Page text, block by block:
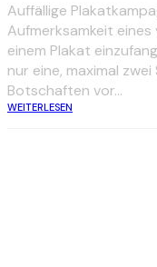
Auffällige
Aufmerksamkeit
einem Plakat
nur eine, maximal
Botschaften vor...
WEITERLESEN